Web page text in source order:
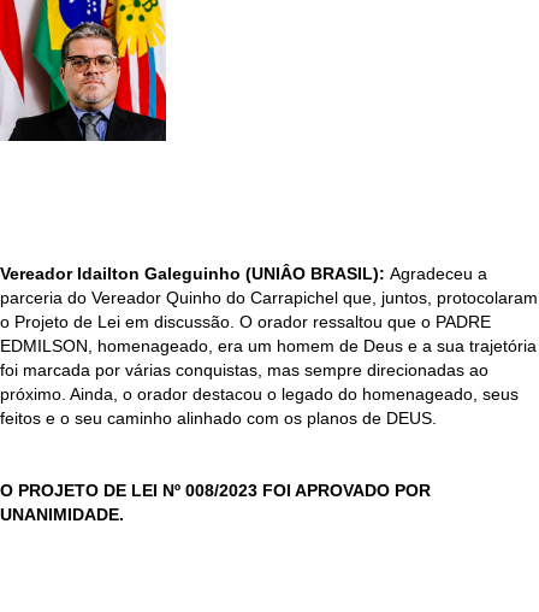
Vereador Idailton Galeguinho (UNIÂO BRASIL): Agradeceu a
parceria do Vereador Quinho do Carrapichel que, juntos, protocolaram
o Projeto de Lei em discussão. O orador ressaltou que o PADRE
EDMILSON, homenageado, era um homem de Deus e a sua trajetória
foi marcada por várias conquistas, mas sempre direcionadas ao
próximo. Ainda, o orador destacou o legado do homenageado, seus
feitos e o seu caminho alinhado com os planos de DEUS.
O PROJETO DE LEI Nº 008/2023 FOI APROVADO POR
UNANIMIDADE.